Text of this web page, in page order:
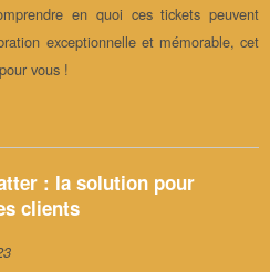
en quoi ces tickets peuvent
exceptionnelle et mémorable, cet
vous !
: la solution pour
clients